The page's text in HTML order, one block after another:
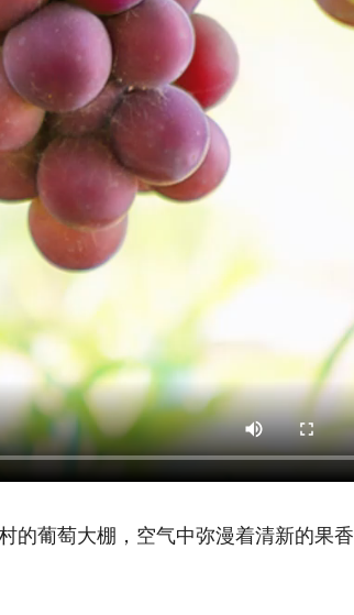
葡萄大棚，空气中弥漫着清新的果